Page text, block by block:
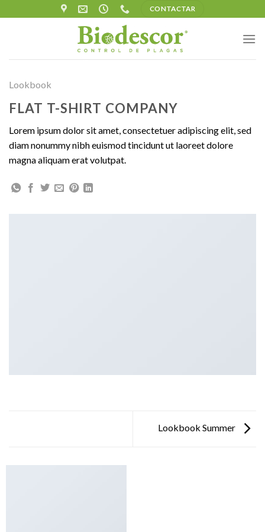
to
CONTACTAR
Lookbook
FLAT T-SHIRT COMPANY
Lorem ipsum dolor sit amet, consectetuer adipiscing elit, sed
diam nonummy nibh euismod tincidunt ut laoreet dolore
magna aliquam erat volutpat.
Lookbook Summer